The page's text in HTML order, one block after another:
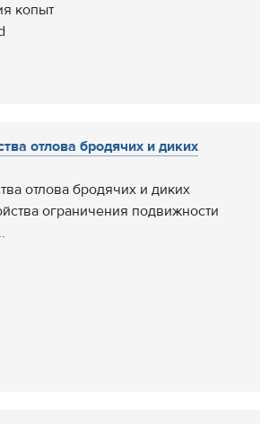
копыт
отлова бродячих и диких
отлова бродячих и диких
ограничения подвижности